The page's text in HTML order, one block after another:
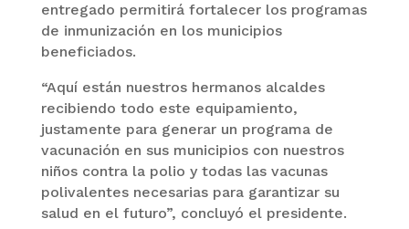
entregado permitirá fortalecer los programas
de inmunización en los municipios
beneficiados.
“Aquí están nuestros hermanos alcaldes
recibiendo todo este equipamiento,
justamente para generar un programa de
vacunación en sus municipios con nuestros
niños contra la polio y todas las vacunas
polivalentes necesarias para garantizar su
salud en el futuro”, concluyó el presidente.